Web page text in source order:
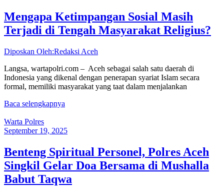
Mengapa Ketimpangan Sosial Masih
Terjadi di Tengah Masyarakat Religius?
Diposkan Oleh:Redaksi Aceh
Langsa, wartapolri.com – Aceh sebagai salah satu daerah di
Indonesia yang dikenal dengan penerapan syariat Islam secara
formal, memiliki masyarakat yang taat dalam menjalankan
Baca selengkapnya
Warta Polres
September 19, 2025
Benteng Spiritual Personel, Polres Aceh
Singkil Gelar Doa Bersama di Mushalla
Babut Taqwa